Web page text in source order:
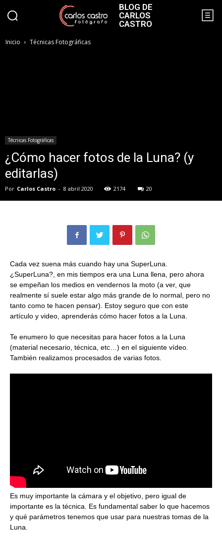
BLOG DE
CARLOS
CASTRO
Inicio Técnicas Fotográficas
Técnicas Fotográficas
¿Cómo hacer fotos de la Luna? (y
editarlas)
Por Carlos Castro - 8 abril 2020 2174 20
Cada vez suena más cuando hay una SuperLuna.
¿SuperLuna?, en mis tiempos era una Luna llena, pero ahora
se empeñan los medios en vendernos la moto (a ver, que
realmente sí suele estar algo más grande de lo normal, pero no
tanto como te hacen pensar). Estoy seguro que con este
artículo y video, aprenderás cómo hacer fotos a la Luna.
Te enumero lo que necesitas para hacer fotos a la Luna
(material necesario, técnica, etc…) en el siguiente vídeo.
También realizamos procesados de varias fotos.
Es muy importante la cámara y el objetivo, pero igual de
importante es la técnica. Es fundamental saber lo que hacemos
y qué parámetros tenemos que usar para nuestras tomas de la
Luna.